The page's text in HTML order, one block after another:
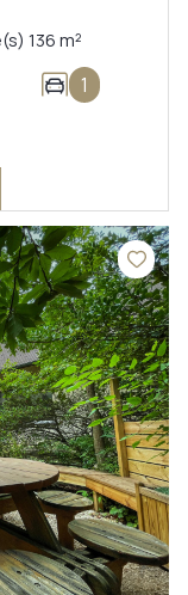
Maison 5 pièce(s) 4 chambre(s) 136 m²
1